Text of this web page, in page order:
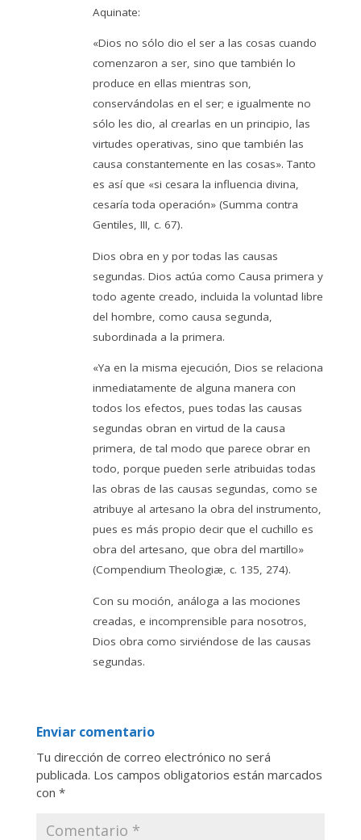
Aquinate:
«Dios no sólo dio el ser a las cosas cuando
comenzaron a ser, sino que también lo
produce en ellas mientras son,
conservándolas en el ser; e igualmente no
sólo les dio, al crearlas en un principio, las
virtudes operativas, sino que también las
causa constantemente en las cosas». Tanto
es así que «si cesara la influencia divina,
cesaría toda operación» (Summa contra
Gentiles, III, c. 67).
Dios obra en y por todas las causas
segundas. Dios actúa como Causa primera y
todo agente creado, incluida la voluntad libre
del hombre, como causa segunda,
subordinada a la primera.
«Ya en la misma ejecución, Dios se relaciona
inmediatamente de alguna manera con
todos los efectos, pues todas las causas
segundas obran en virtud de la causa
primera, de tal modo que parece obrar en
todo, porque pueden serle atribuidas todas
las obras de las causas segundas, como se
atribuye al artesano la obra del instrumento,
pues es más propio decir que el cuchillo es
obra del artesano, que obra del martillo»
(Compendium Theologiæ, c. 135, 274).
Con su moción, análoga a las mociones
creadas, e incomprensible para nosotros,
Dios obra como sirviéndose de las causas
segundas.
Enviar comentario
Tu dirección de correo electrónico no será
publicada. Los campos obligatorios están marcados
con *